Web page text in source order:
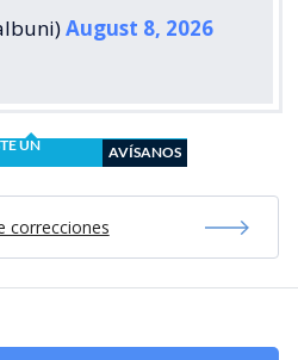
August 8, 2026
UN
AVÍSANOS
correcciones